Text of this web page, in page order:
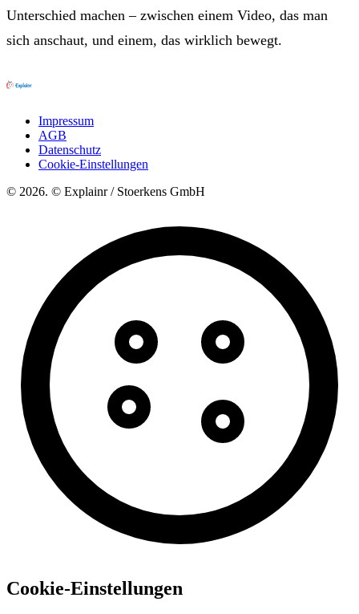
Unterschied machen – zwischen einem Video, das man
sich anschaut, und einem, das wirklich bewegt.
Impressum
AGB
Datenschutz
Cookie-Einstellungen
© 2026. © Explainr / Stoerkens GmbH
Cookie-Einstellungen